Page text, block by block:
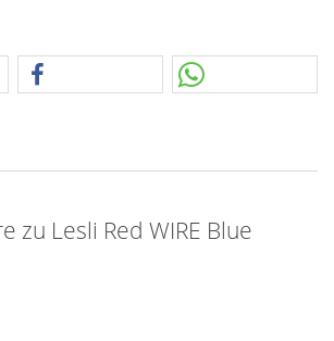
teils wechselnden Leuchtfarben und
Fisheffekten. Ich hätte
ins Wespennest" genannt so schwirren
zu Lesli Red WIRE Blue